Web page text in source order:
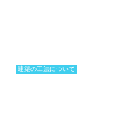
建築の工法について